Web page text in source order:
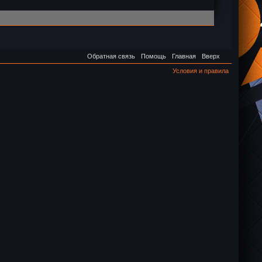
Обратная связь Помощь Главная Вверх
Условия и правила